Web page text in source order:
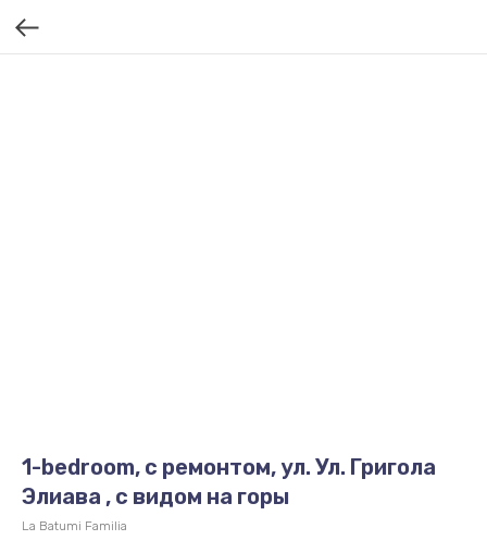
1-bedroom, с ремонтом, ул. Ул. Григола
Элиава , с видом на горы
La Batumi Familia